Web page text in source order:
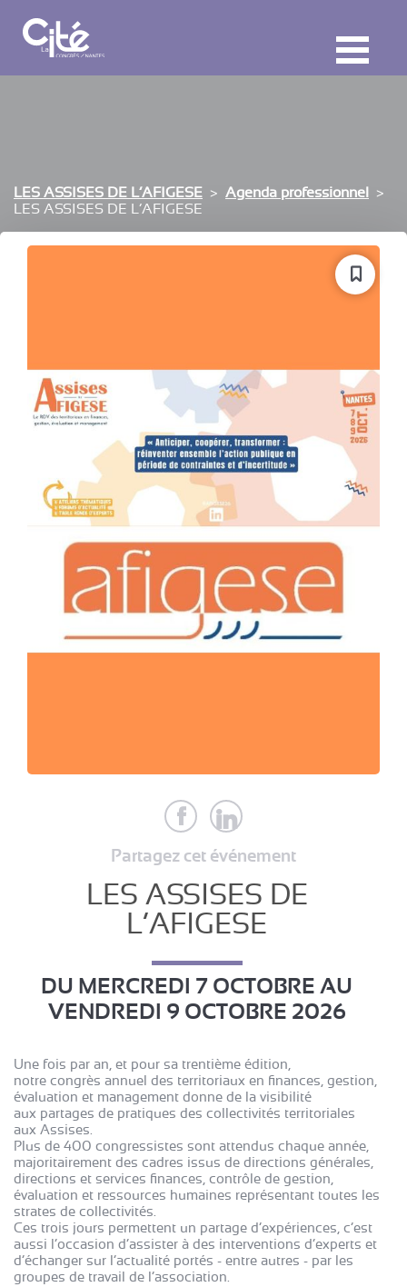
LES ASSISES DE L’AFIGESE
Agenda professionnel
LES ASSISES DE L’AFIGESE
Partagez cet événement
LES ASSISES DE
L’AFIGESE
DU MERCREDI 7 OCTOBRE AU
VENDREDI 9 OCTOBRE 2026
Une fois par an, et pour sa trentième édition,
notre congrès annuel des territoriaux en finances, gestion,
évaluation et management donne de la visibilité
aux partages de pratiques des collectivités territoriales
aux Assises.
Plus de 400 congressistes sont attendus chaque année,
majoritairement des cadres issus de directions générales,
directions et services finances, contrôle de gestion,
évaluation et ressources humaines représentant toutes les
strates de collectivités.
Ces trois jours permettent un partage d’expériences, c’est
aussi l’occasion d’assister à des interventions d’experts et
d’échanger sur l’actualité portés - entre autres - par les
groupes de travail de l’association.